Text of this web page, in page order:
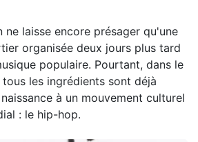
ne laisse encore présager qu'une
organisée deux jours plus tard
populaire. Pourtant, dans le
les ingrédients sont déjà
à un mouvement culturel
: le hip-hop.